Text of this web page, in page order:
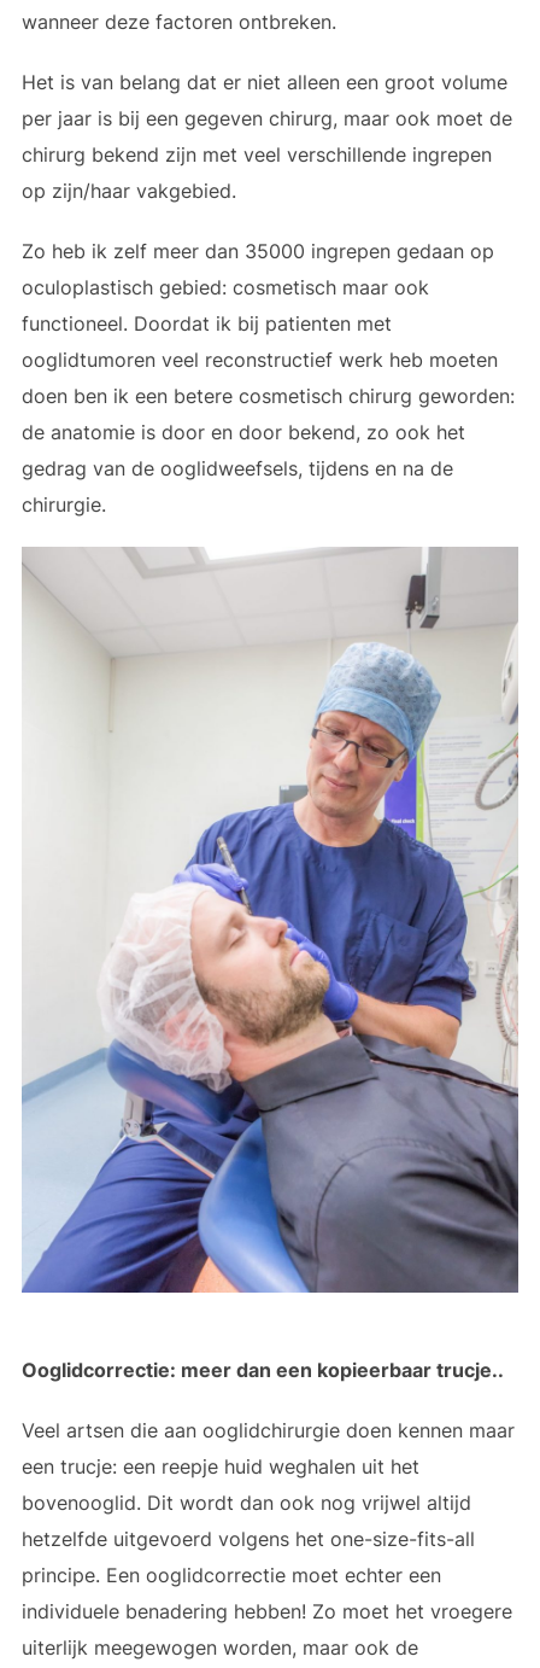
wanneer deze factoren ontbreken.
Het is van belang dat er niet alleen een groot volume
per jaar is bij een gegeven chirurg, maar ook moet de
chirurg bekend zijn met veel verschillende ingrepen
op zijn/haar vakgebied.
Zo heb ik zelf meer dan 35000 ingrepen gedaan op
oculoplastisch gebied: cosmetisch maar ook
functioneel. Doordat ik bij patienten met
ooglidtumoren veel reconstructief werk heb moeten
doen ben ik een betere cosmetisch chirurg geworden:
de anatomie is door en door bekend, zo ook het
gedrag van de ooglidweefsels, tijdens en na de
chirurgie.
Ooglidcorrectie: meer dan een kopieerbaar trucje..
Veel artsen die aan ooglidchirurgie doen kennen maar
een trucje: een reepje huid weghalen uit het
bovenooglid. Dit wordt dan ook nog vrijwel altijd
hetzelfde uitgevoerd volgens het one-size-fits-all
principe. Een ooglidcorrectie moet echter een
individuele benadering hebben! Zo moet het vroegere
uiterlijk meegewogen worden, maar ook de